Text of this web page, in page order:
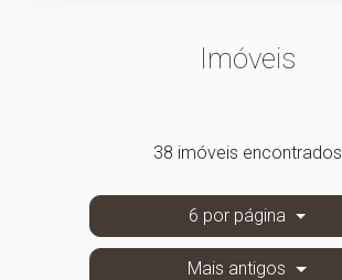
Imóveis
38 imóveis encontrados
6 por página
Mais antigos